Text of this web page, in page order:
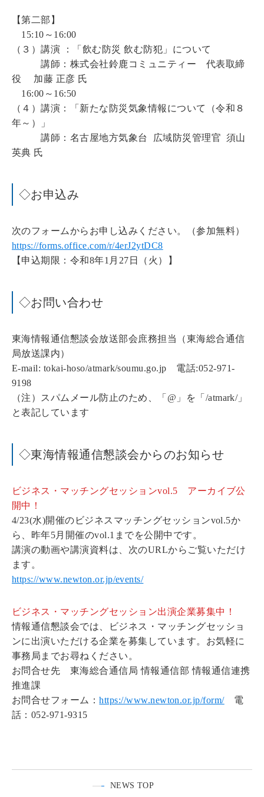
【第二部】
15:10～16:00
（３）講演 ：「飲む防災 飲む防犯」について
講師：株式会社鈴鹿コミュニティー 代表取締
役 加藤 正彦 氏
16:00～16:50
（４）講演：「新たな防災気象情報について（令和８
年～）」
講師：名古屋地方気象台 広域防災管理官 須山
英典 氏
◇お申込み
次のフォームからお申し込みください。（参加無料）
https://forms.office.com/r/4erJ2ytDC8
【申込期限：令和8年1月27日（火）】
◇お問い合わせ
東海情報通信懇談会放送部会庶務担当（東海総合通信
局放送課内）
E-mail: tokai-hoso/atmark/soumu.go.jp 電話:052-971-
9198
（注）スパムメール防止のため、「@」を「/atmark/」
と表記しています
◇東海情報通信懇談会からのお知らせ
ビジネス・マッチングセッションvol.5 アーカイブ公
開中！
4/23(水)開催のビジネスマッチングセッションvol.5か
ら、昨年5月開催のvol.1までを公開中です。
講演の動画や講演資料は、次のURLからご覧いただけ
ます。
https://www.newton.or.jp/events/
ビジネス・マッチングセッション出演企業募集中！
情報通信懇談会では、ビジネス・マッチングセッショ
ンに出演いただける企業を募集しています。お気軽に
事務局までお尋ねください。
お問合せ先 東海総合通信局 情報通信部 情報通信連携
推進課
お問合せフォーム：https://www.newton.or.jp/form/電
話：052-971-9315
NEWS TOP